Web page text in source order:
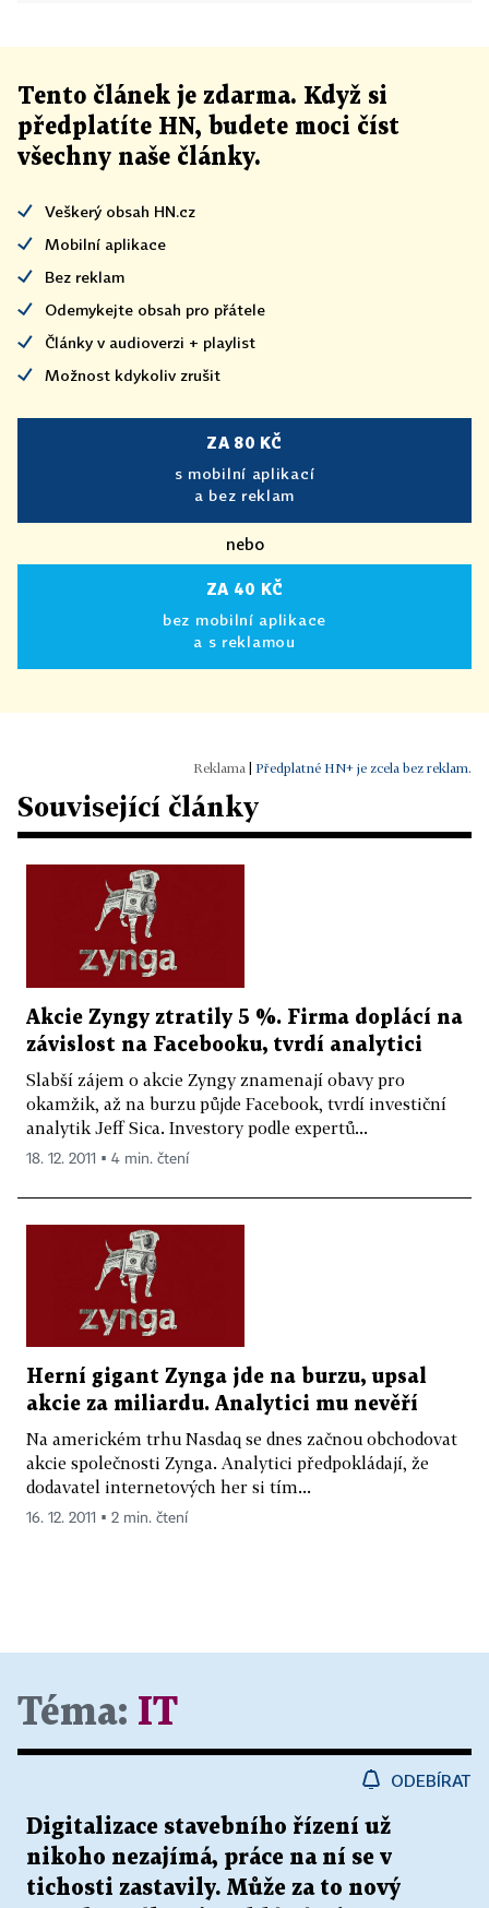
Tento článek je zdarma. Když si
předplatíte HN, budete moci číst
všechny naše články.
Veškerý obsah HN.cz
Mobilní aplikace
Bez reklam
Odemykejte obsah pro přátele
Články v audioverzi + playlist
Možnost kdykoliv zrušit
ZA 80 KČ
s mobilní aplikací
a bez reklam
nebo
ZA 40 KČ
bez mobilní aplikace
a s reklamou
Předplatné HN+ je zcela bez reklam.
Související články
Akcie Zyngy ztratily 5 %. Firma doplácí na
závislost na Facebooku, tvrdí analytici
Slabší zájem o akcie Zyngy znamenají obavy pro
okamžik, až na burzu půjde Facebook, tvrdí investiční
analytik Jeff Sica. Investory podle expertů...
18. 12. 2011 ▪ 4 min. čtení
Herní gigant Zynga jde na burzu, upsal
akcie za miliardu. Analytici mu nevěří
Na americkém trhu Nasdaq se dnes začnou obchodovat
akcie společnosti Zynga. Analytici předpokládají, že
dodavatel internetových her si tím...
16. 12. 2011 ▪ 2 min. čtení
Téma: IT
ODEBÍRAT
Digitalizace stavebního řízení už
nikoho nezajímá, práce na ní se v
tichosti zastavily. Může za to nový